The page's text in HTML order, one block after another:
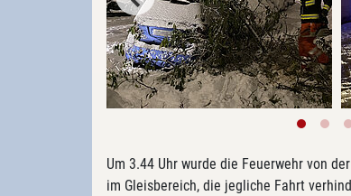
Um 3.44 Uhr wurde die Feuerwehr von
im Gleisbereich, die jegliche Fahrt